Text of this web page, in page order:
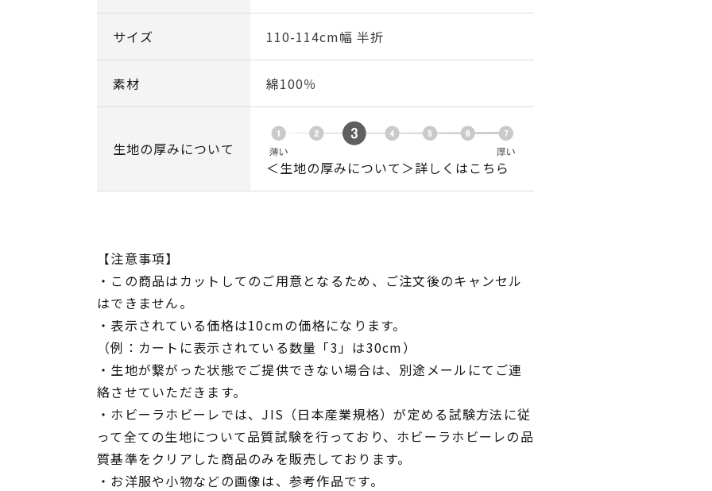
サイズ 110-114cm幅 半折
素材 綿100％
生地の厚みについて
＜生地の厚みについて＞詳しくはこちら
【注意事項】
・この商品はカットしてのご用意となるため、ご注文後のキャンセル
はできません。
・表示されている価格は10cmの価格になります。
（例：カートに表示されている数量「3」は30cm）
・生地が繋がった状態でご提供できない場合は、別途メールにてご連
絡させていただきます。
・ホビーラホビーレでは、JIS（日本産業規格）が定める試験方法に従
って全ての生地について品質試験を行っており、ホビーラホビーレの品
質基準をクリアした商品のみを販売しております。
・お洋服や小物などの画像は、参考作品です。